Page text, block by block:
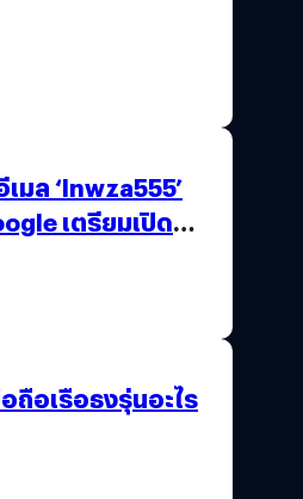
มล ‘lnwza555’
เตรียมเปิด
ถือเรือธงรุ่นอะไร